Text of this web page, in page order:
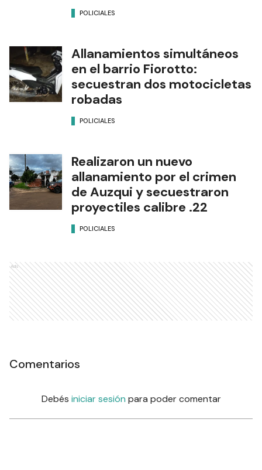
POLICIALES
Allanamientos simultáneos
en el barrio Fiorotto:
secuestran dos motocicletas
robadas
POLICIALES
Realizaron un nuevo
allanamiento por el crimen
de Auzqui y secuestraron
proyectiles calibre .22
POLICIALES
Ads
Comentarios
Debés iniciar sesión para poder comentar